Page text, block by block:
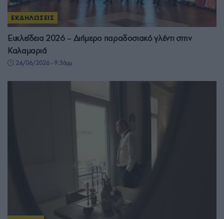
ΕΚΔΗΛΩΣΕΙΣ
Ευκλείδεια 2026 – Διήμερο παραδοσιακό γλέντι στην
Καλαμαριά
24/06/2026 - 9:36μμ